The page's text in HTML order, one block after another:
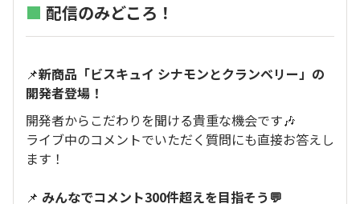
■ 配信のみどころ！
📌新商品「ビスキュイ シナモンとクランベリー」の
開発者登場！
開発者からこだわりを聞ける貴重な機会です🎶
ライブ中のコメントでいただく質問にも直接お答えし
ます！
📌 みんなでコメント300件超えを目指そう💬